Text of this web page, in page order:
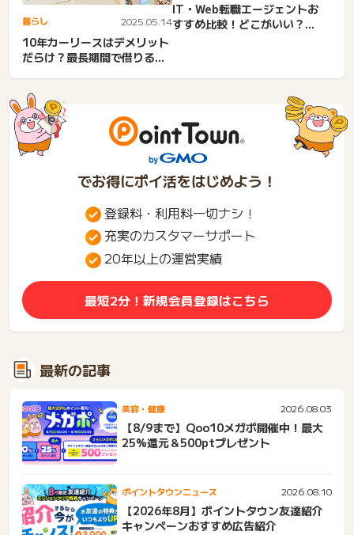
暮らし 2025.05.14
10年カーリースはデメリット
だらけ？最長期間で借りる料
IT・Web転職エージェントお
すすめ比較！どこがいい？未
でお得にポイ活をはじめよう！
登録料・利用料一切ナシ！
充実のカスタマーサポート
20年以上の運営実績
最短2分！新規会員登録はこちら
最新の記事
美容・健康 2026.08.03
【8/9まで】Qoo10メガポ開催中！最大
25%還元＆500ptプレゼント
ポイントタウンニュース 2026.08.10
【2026年8月】ポイントタウン友達紹介
キャンペーンおすすめ広告紹介